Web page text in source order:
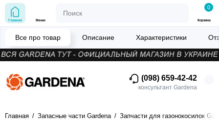
(098) 659-42-42
консультант Gardena
Главная Меню
0
Корзина
Главная Запасные части Gardena Запчасти для газонокосилок
Все про товар Описание Характеристики